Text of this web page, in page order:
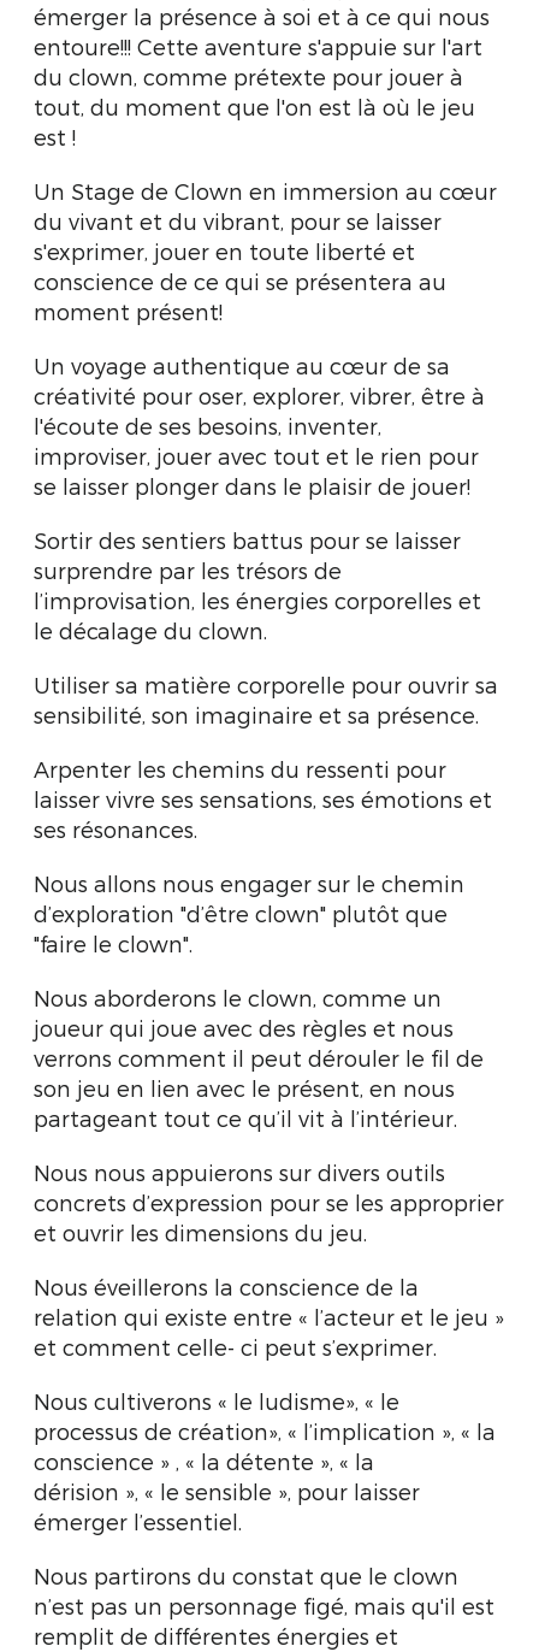
émerger la présence à soi et à ce qui nous
entoure!!! Cette aventure s'appuie sur l'art
du clown, comme prétexte pour jouer à
tout, du moment que l'on est là où le jeu
est !
Un Stage de Clown en immersion au cœur
du vivant et du vibrant, pour se laisser
s'exprimer, jouer en toute liberté et
conscience de ce qui se présentera au
moment présent!
Un voyage authentique au cœur de sa
créativité pour oser, explorer, vibrer, être à
l'écoute de ses besoins, inventer,
improviser, jouer avec tout et le rien pour
se laisser plonger dans le plaisir de jouer!
Sortir des sentiers battus pour se laisser
surprendre par les trésors de
l’improvisation, les énergies corporelles et
le décalage du clown.
Utiliser sa matière corporelle pour ouvrir sa
sensibilité, son imaginaire et sa présence.
Arpenter les chemins du ressenti pour
laisser vivre ses sensations, ses émotions et
ses résonances.
Nous allons nous engager sur le chemin
d’exploration "d’être clown" plutôt que
"faire le clown".
Nous aborderons le clown, comme un
joueur qui joue avec des règles et nous
verrons comment il peut dérouler le fil de
son jeu en lien avec le présent, en nous
partageant tout ce qu’il vit à l’intérieur.
Nous nous appuierons sur divers outils
concrets d’expression pour se les approprier
et ouvrir les dimensions du jeu.
Nous éveillerons la conscience de la
relation qui existe entre « l’acteur et le jeu »
et comment celle- ci peut s’exprimer.
Nous cultiverons « le ludisme», « le
processus de création», « l’implication », « la
conscience » , « la détente », « la
dérision », « le sensible », pour laisser
émerger l’essentiel.
Nous partirons du constat que le clown
n’est pas un personnage figé, mais qu'il est
remplit de différentes énergies et